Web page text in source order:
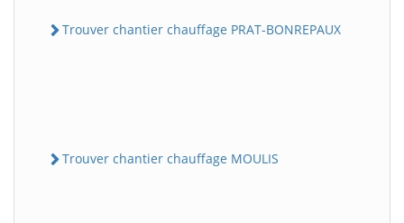
Trouver chantier chauffage PRAT-BONREPAUX
Trouver chantier chauffage MOULIS